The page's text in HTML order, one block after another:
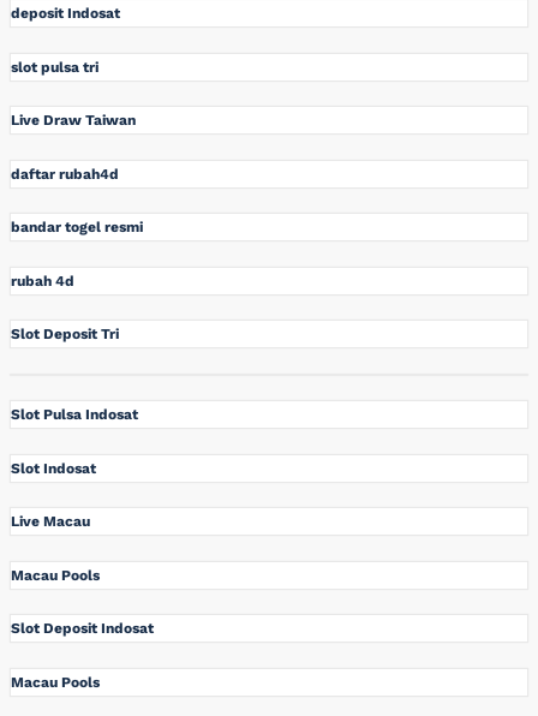
deposit Indosat
slot pulsa tri
Live Draw Taiwan
daftar rubah4d
bandar togel resmi
rubah 4d
Slot Deposit Tri
Slot Pulsa Indosat
Slot Indosat
Live Macau
Macau Pools
Slot Deposit Indosat
Macau Pools